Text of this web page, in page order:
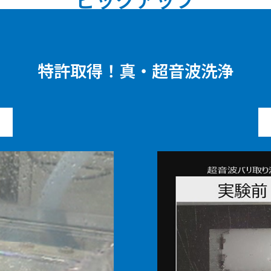
特許取得！真・超音波洗浄